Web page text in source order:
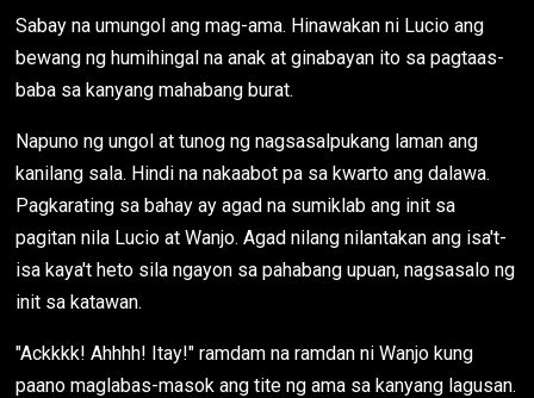
Sabay na umungol ang mag-ama. Hinawakan ni Lucio ang
bewang ng humihingal na anak at ginabayan ito sa pagtaas-
baba sa kanyang mahabang burat.
Napuno ng ungol at tunog ng nagsasalpukang laman ang
kanilang sala. Hindi na nakaabot pa sa kwarto ang dalawa.
Pagkarating sa bahay ay agad na sumiklab ang init sa
pagitan nila Lucio at Wanjo. Agad nilang nilantakan ang isa't-
isa kaya't heto sila ngayon sa pahabang upuan, nagsasalo ng
init sa katawan.
"Ackkkk! Ahhhh! Itay!" ramdam na ramdan ni Wanjo kung
paano maglabas-masok ang tite ng ama sa kanyang lagusan.